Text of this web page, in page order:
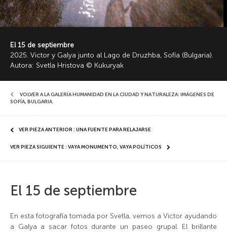
El 15 de septiembre
2025. Victor y Galya junto al Lago de Druzhba, Sofía (Bulgaria).
Autora: Svetla Hristova © Kukuryak
VOLVER A LA GALERÍA HUMANIDAD EN LA CIUDAD Y NATURALEZA: IMÁGENES DE
SOFÍA, BULGARIA,
VER PIEZA ANTERIOR : UNA FUENTE PARA RELAJARSE
VER PIEZA SIGUIENTE : VAYA MONUMENTO, VAYA POLÍTICOS
El 15 de septiembre
En esta fotografía tomada por Svetla, vemos a Victor ayudando
a Galya a sacar fotos durante un paseo grupal. El brillante